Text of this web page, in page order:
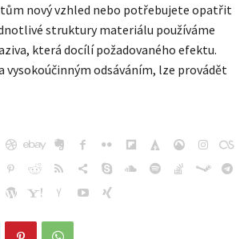
nový vzhled nebo potřebujete opatřit
struktury materiálu používáme
která docílí požadovaného efektu.
vysokoúčinným odsáváním, lze provádět